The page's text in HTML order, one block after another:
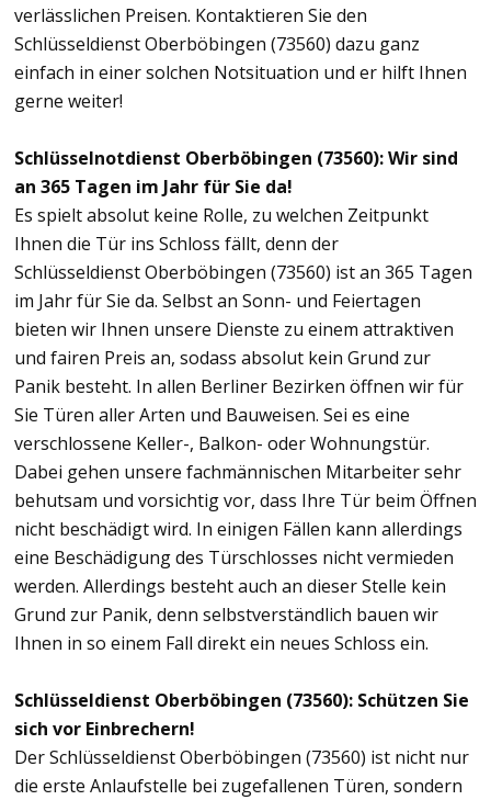
verlässlichen Preisen. Kontaktieren Sie den
Schlüsseldienst Oberböbingen (73560) dazu ganz
einfach in einer solchen Notsituation und er hilft Ihnen
gerne weiter!
Schlüsselnotdienst Oberböbingen (73560): Wir sind
an 365 Tagen im Jahr für Sie da!
Es spielt absolut keine Rolle, zu welchen Zeitpunkt
Ihnen die Tür ins Schloss fällt, denn der
Schlüsseldienst Oberböbingen (73560) ist an 365 Tagen
im Jahr für Sie da. Selbst an Sonn- und Feiertagen
bieten wir Ihnen unsere Dienste zu einem attraktiven
und fairen Preis an, sodass absolut kein Grund zur
Panik besteht. In allen Berliner Bezirken öffnen wir für
Sie Türen aller Arten und Bauweisen. Sei es eine
verschlossene Keller-, Balkon- oder Wohnungstür.
Dabei gehen unsere fachmännischen Mitarbeiter sehr
behutsam und vorsichtig vor, dass Ihre Tür beim Öffnen
nicht beschädigt wird. In einigen Fällen kann allerdings
eine Beschädigung des Türschlosses nicht vermieden
werden. Allerdings besteht auch an dieser Stelle kein
Grund zur Panik, denn selbstverständlich bauen wir
Ihnen in so einem Fall direkt ein neues Schloss ein.
Schlüsseldienst Oberböbingen (73560): Schützen Sie
sich vor Einbrechern!
Der Schlüsseldienst Oberböbingen (73560) ist nicht nur
die erste Anlaufstelle bei zugefallenen Türen, sondern